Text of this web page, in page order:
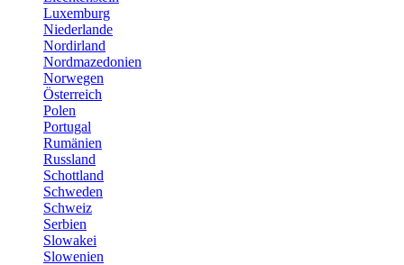
Luxemburg
Niederlande
Nordirland
Nordmazedonien
Norwegen
Österreich
Polen
Portugal
Rumänien
Russland
Schottland
Schweden
Schweiz
Serbien
Slowakei
Slowenien